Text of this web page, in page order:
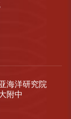
海洋研究院
附中